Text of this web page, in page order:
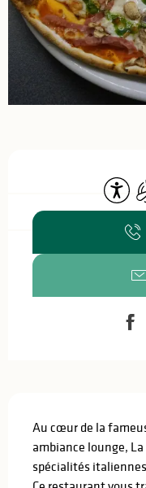
Au cœur de la
ambiance lounge,
spécialités